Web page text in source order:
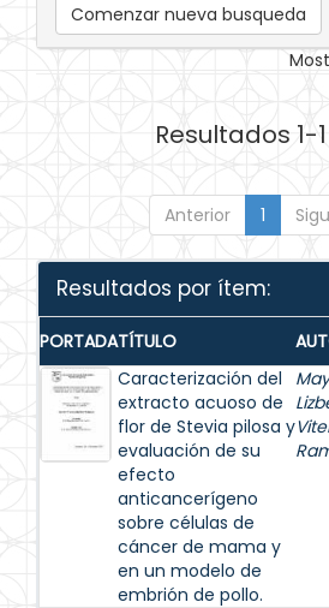
Comenzar nueva busqueda
Resultados 1-1
Anterior 1
Resultados por ítem:
PORTADATÍTULO
Caracterización del
extracto acuoso de
flor de Stevia pilosa y
evaluación de su
efecto
anticancerígeno
sobre células de
cáncer de mama y
en un modelo de
embrión de pollo.